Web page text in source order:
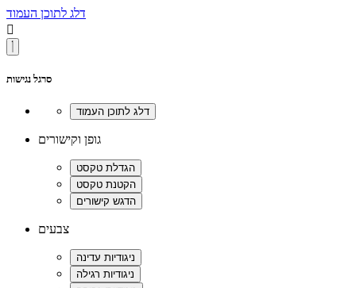
דלג לתוכן העמוד

סרגל נגישות
גופן וקישורים
צבעים